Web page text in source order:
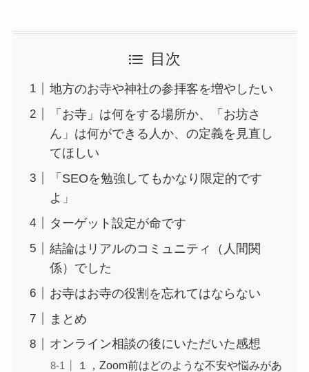
目次
地方のお寺や神社の参拝客を増やしたい
「お寺」は何をする場所か、「お坊さ
ん」は何ができる人か、の定義を見直し
てほしい
「SEOを勉強してもかなり限定的です
よ」
ターゲット設定が命です
結論はリアルのコミュニティ（人間関
係）でした
お寺はお寺の役割を忘れてはならない
まとめ
オンライン相談の後にいただいた感想
１，Zoom前はどのような不安や悩みがあ